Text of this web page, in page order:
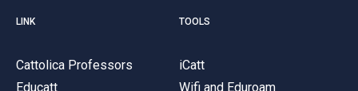
LINK
Cattolica Professors
Educatt
TOOLS
iCatt
Wifi and Eduroam